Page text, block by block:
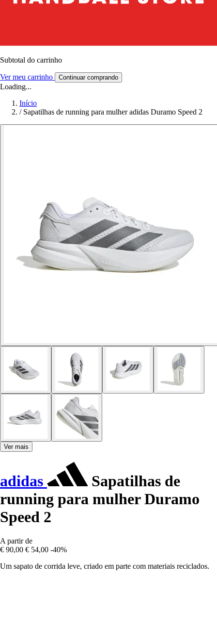
Subtotal do carrinho
Ver meu carrinho Continuar comprando
Loading...
Início
/ Sapatilhas de running para mulher adidas Duramo Speed 2
Ver mais
adidas
Sapatilhas de
running para mulher Duramo
Speed 2
A partir de
€ 90,00 € 54,00 -40%
Um sapato de corrida leve, criado em parte com materiais reciclados.